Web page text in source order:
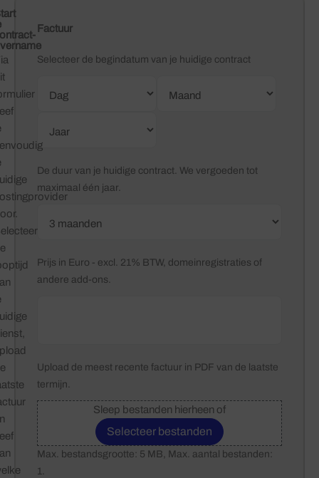
Factuur
Selecteer de begindatum van je huidige contract
Dag
Jaar
De duur van je huidige contract. We vergoeden tot
maximaal één jaar.
Prijs in Euro - excl. 21% BTW, domeinregistraties of
andere add-ons.
Upload de meest recente factuur in PDF van de laatste
termijn.
Sleep bestanden hierheen of
Selecteer bestanden
Max. bestandsgrootte: 5 MB, Max. aantal bestanden:
1.